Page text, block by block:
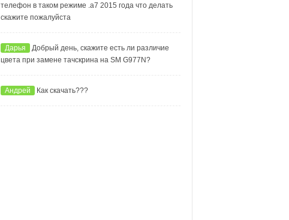
телефон в таком режиме .а7 2015 года что делать
скажите пожалуйста
Дарья
Добрый день, скажите есть ли различие
цвета при замене тачскрина на SM G977N?
Андрей Как скачать???